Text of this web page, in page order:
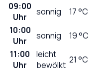
09:00
Uhr
sonnig 17°C
10:00
Uhr
sonnig 19°C
11:00
Uhr
leicht
bewölkt 21 °C